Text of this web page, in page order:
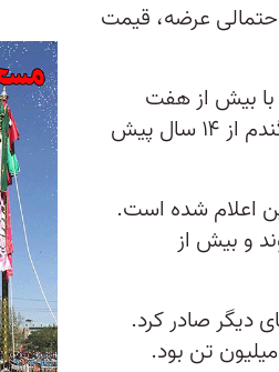
عرضه، قیمت
با بیش از هفت
درصد افزایش، ‌به ۱۱۰.۳۴ دلار رسید که بالاترین میزان قیمت گندم از ۱۴ سال پیش
اعلام شده است.
و بیش از
به کشورهای دیگر صادر کرد.